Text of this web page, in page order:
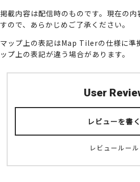
掲載内容は配信時のものです。現在の
すので、あらかじめご了承ください。
マップ上の表記はMap Tilerの仕様に準
ップ上の表記が違う場合があります。
User
レビューを書く
レビュールール